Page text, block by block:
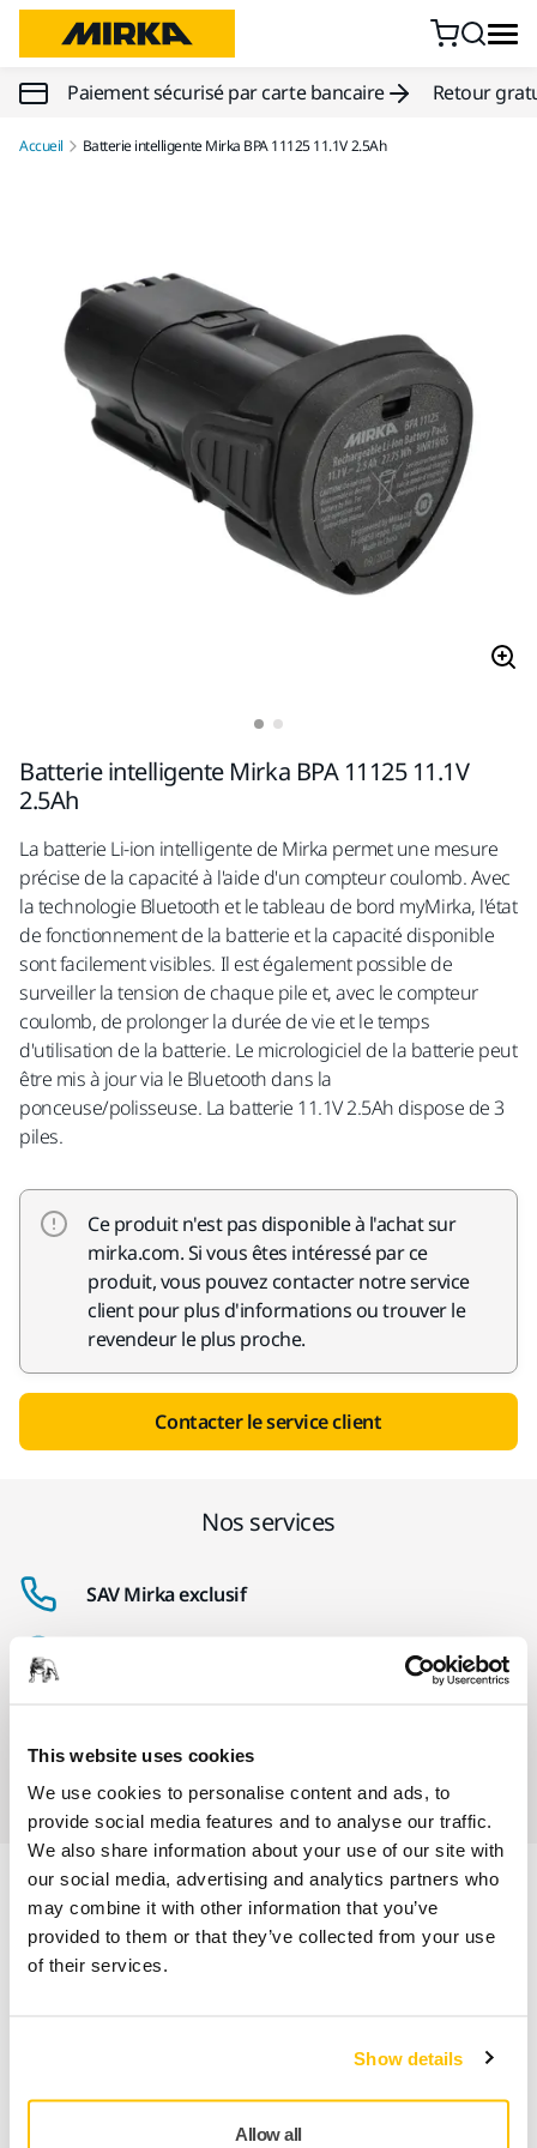
This website uses cookies
We use cookies to personalise content and ads, to
provide social media features and to analyse our traffic.
We also share information about your use of our site with
our social media, advertising and analytics partners who
may combine it with other information that you’ve
provided to them or that they’ve collected from your use
of their services.
Show details
Allow all
Paiement sécurisé par carte bancaire Retour
Accueil Batterie intelligente Mirka BPA 11125 11.1V 2.5Ah
Batterie intelligente Mirka BPA 11125 11.1V
2.5Ah
La batterie Li-ion intelligente de Mirka permet une mesure
précise de la capacité à l'aide d'un compteur coulomb. Avec
la technologie Bluetooth et le tableau de bord myMirka, l'état
de fonctionnement de la batterie et la capacité disponible
sont facilement visibles. Il est également possible de
surveiller la tension de chaque pile et, avec le compteur
coulomb, de prolonger la durée de vie et le temps
d'utilisation de la batterie. Le micrologiciel de la batterie peut
être mis à jour via le Bluetooth dans la
ponceuse/polisseuse. La batterie 11.1V 2.5Ah dispose de 3
piles.
Ce produit n'est pas disponible à l'achat sur
mirka.com. Si vous êtes intéressé par ce
produit, vous pouvez contacter notre service
client pour plus d'informations ou trouver le
revendeur le plus proche.
Contacter le service client
Nos services
SAV Mirka exclusif
Abrasifs & outils professionnels au service d'une
finition impeccable
Informations produit
précise de la capacité à l'aide d'un compteur coulomb. Avec
la technologie Bluetooth et le tableau de bord myMirka, l'état
de fonctionnement de la batterie et la capacité disponible